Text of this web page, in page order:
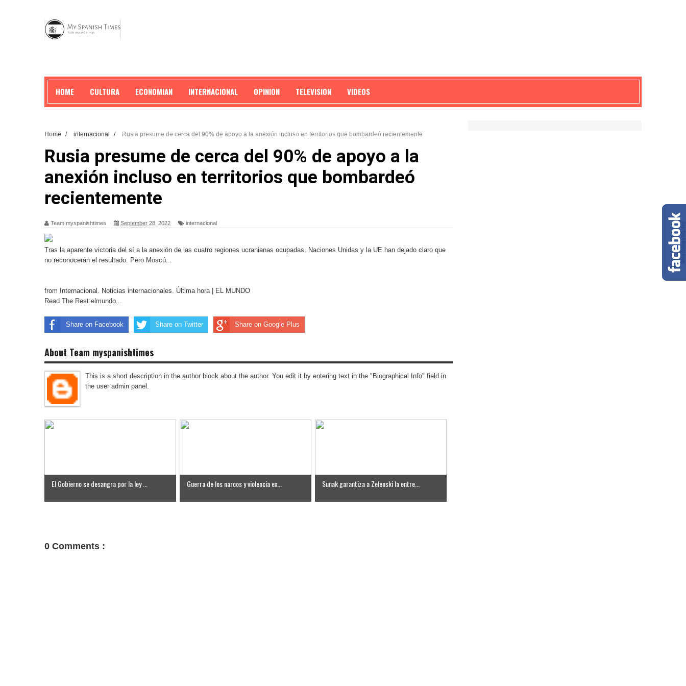
HOME CULTURA ECONOMIAN INTERNACIONAL OPINION TELEVISION VIDEOS
Home / internacional / Rusia presume de cerca del 90% de apoyo a la anexión incluso en territorios que bombardeó recientemente
Rusia presume de cerca del 90% de apoyo a la
anexión incluso en territorios que bombardeó
recientemente
Team myspanishtimes September 28, 2022 internacional
Tras la aparente victoria del sí a la anexión de las cuatro regiones ucranianas ocupadas, Naciones Unidas y la UE han dejado claro que
no reconocerán el resultado. Pero Moscú...
from Internacional. Noticias internacionales. Última hora | EL MUNDO
Read The Rest:elmundo...
Share on Facebook Share on Twitter Share on Google Plus
About Team myspanishtimes
This is a short description in the author block about the author. You edit it by entering text in the "Biographical Info" field in
the user admin panel.
El Gobierno se desangra por la ley ... Guerra de los narcos y violencia ex... Sunak garantiza a Zelenski la entre...
0 Comments :